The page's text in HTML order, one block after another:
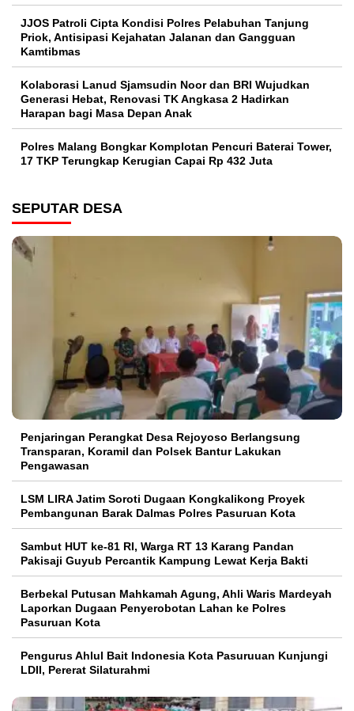
JJOS Patroli Cipta Kondisi Polres Pelabuhan Tanjung
Priok, Antisipasi Kejahatan Jalanan dan Gangguan
Kamtibmas
Kolaborasi Lanud Sjamsudin Noor dan BRI Wujudkan
Generasi Hebat, Renovasi TK Angkasa 2 Hadirkan
Harapan bagi Masa Depan Anak
Polres Malang Bongkar Komplotan Pencuri Baterai Tower,
17 TKP Terungkap Kerugian Capai Rp 432 Juta
SEPUTAR DESA
Penjaringan Perangkat Desa Rejoyoso Berlangsung
Transparan, Koramil dan Polsek Bantur Lakukan
Pengawasan
LSM LIRA Jatim Soroti Dugaan Kongkalikong Proyek
Pembangunan Barak Dalmas Polres Pasuruan Kota
Sambut HUT ke-81 RI, Warga RT 13 Karang Pandan
Pakisaji Guyub Percantik Kampung Lewat Kerja Bakti
Berbekal Putusan Mahkamah Agung, Ahli Waris Mardeyah
Laporkan Dugaan Penyerobotan Lahan ke Polres
Pasuruan Kota
Pengurus Ahlul Bait Indonesia Kota Pasuruuan Kunjungi
LDII, Pererat Silaturahmi